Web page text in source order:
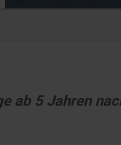
ab 5 Jahren